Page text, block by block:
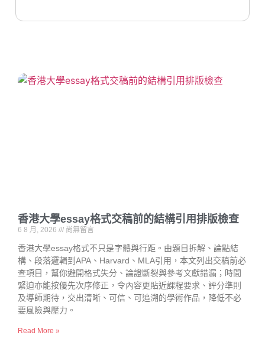
香港大學essay格式交稿前的結構引用排版檢查
6 8 月, 2026 尚無留言
香港大學essay格式不只是字體與行距。由題目拆解、論點結
構、段落邏輯到APA、Harvard、MLA引用，本文列出交稿前必
查項目，幫你避開格式失分、論證斷裂與參考文獻錯漏；時間
緊迫亦能按優先次序修正，令內容更貼近課程要求、評分準則
及導師期待，交出清晰、可信、可追溯的學術作品，降低不必
要風險與壓力。
Read More »